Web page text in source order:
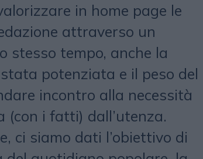
in home page le
attraverso un
stesso tempo, anche la
potenziata e il peso del
incontro alla necessità
(con i fatti) dall’utenza.
ci siamo dati l’obiettivo di